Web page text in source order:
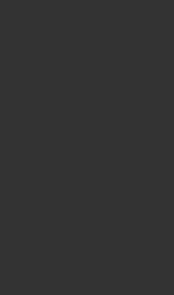
INSTANT PEEL